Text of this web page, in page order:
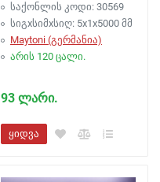
საქონლის კოდი: 30569
სიგxსიმxსიღ: 5x1x5000 მმ
Maytoni (გერმანია)
არის 120 ცალი.
93 ლარი.
ყიდვა